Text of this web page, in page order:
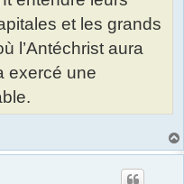
et les grands
l’Antéchrist aura
exercé une